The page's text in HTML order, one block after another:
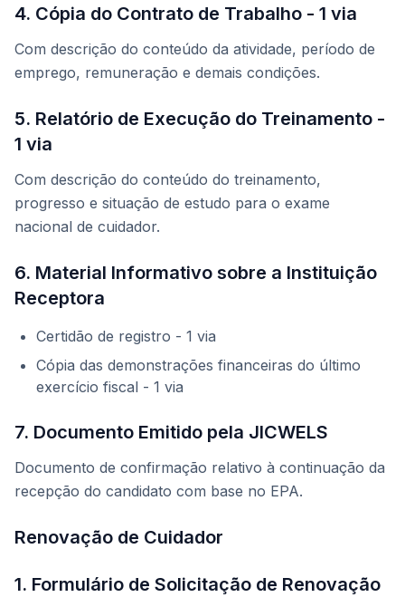
4. Cópia do Contrato de Trabalho - 1 via
Com descrição do conteúdo da atividade, período de
emprego, remuneração e demais condições.
5. Relatório de Execução do Treinamento -
1 via
Com descrição do conteúdo do treinamento,
progresso e situação de estudo para o exame
nacional de cuidador.
6. Material Informativo sobre a Instituição
Receptora
Certidão de registro - 1 via
Cópia das demonstrações financeiras do último
exercício fiscal - 1 via
7. Documento Emitido pela JICWELS
Documento de confirmação relativo à continuação da
recepção do candidato com base no EPA.
Renovação de Cuidador
1. Formulário de Solicitação de Renovação